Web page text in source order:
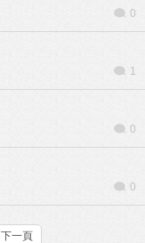
0
1
0
0
下一頁